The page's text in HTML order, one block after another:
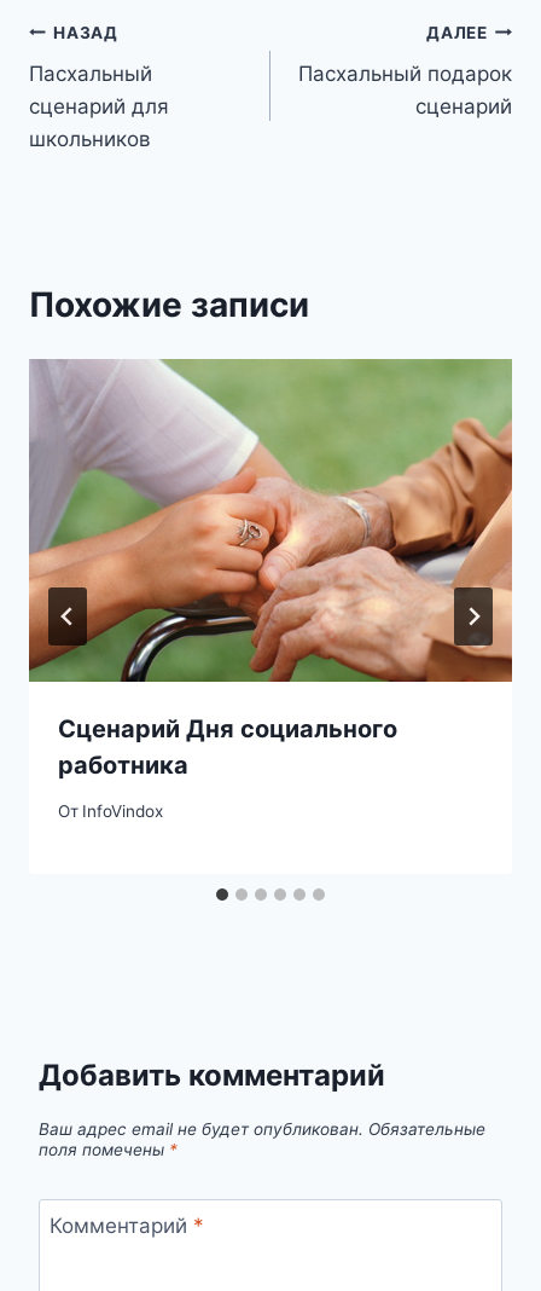
Навигация
по
записям
НАЗАД
Пасхальный
сценарий для
школьников
ДАЛЕЕ
Пасхальный подарок
сценарий
Похожие записи
Сценарий Дня социального
работника
От InfoVindox
Добавить комментарий
Ваш адрес email не будет опубликован. Обязательные
поля помечены *
Комментарий *